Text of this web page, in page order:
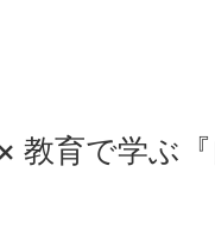
教育で学ぶ